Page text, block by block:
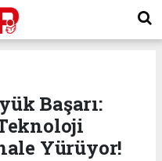
Başarı:
Yürüyor!